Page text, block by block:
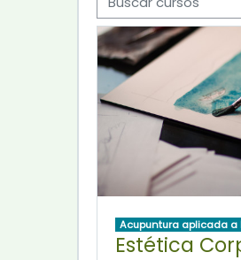
Buscar cursos
Acupuntura aplicada a
Estética